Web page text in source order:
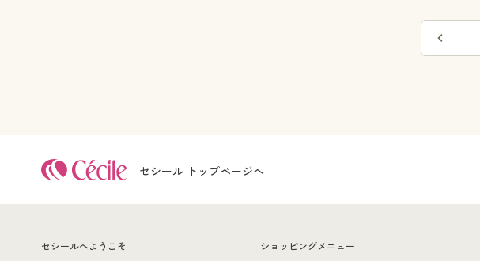
セシール トップページへ
セシールへようこそ
ショッピングメニュー